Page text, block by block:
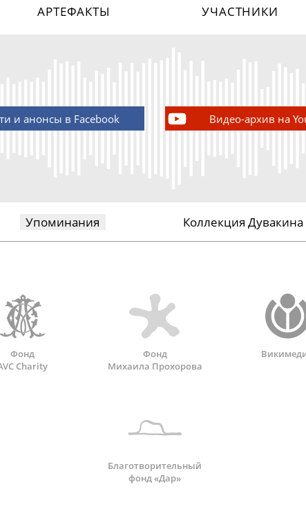
АРТЕФАКТЫ УЧАСТНИКИ
и анонсы в Facebook Видео-архив на
Упоминания Коллекция Дувакина
Фонд
Charity
Фонд
Михаила Прохорова
Благотворительный
фонд «Дар»